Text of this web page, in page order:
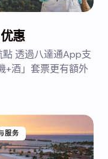
惠
透過八達通App支
+酒」套票更有額外
服务